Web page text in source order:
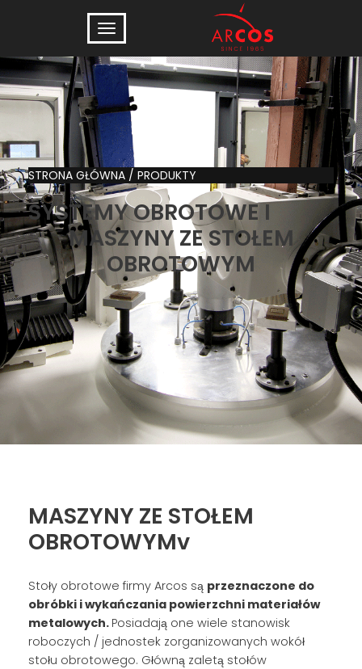
STRONA GŁÓWNA / PRODUKTY
SYSTEMY OBROTOWE I
MASZYNY ZE STOŁEM
OBROTOWYM
MASZYNY ZE STOŁEM
OBROTOWYMv
Stoły obrotowe firmy Arcos są przeznaczone do
obróbki i wykańczania powierzchni materiałów
metalowych. Posiadają one wiele stanowisk
roboczych / jednostek zorganizowanych wokół
stołu obrotowego. Główną zaletą stołów